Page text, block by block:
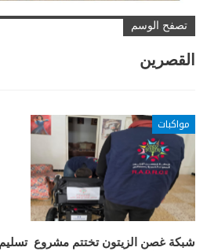
تصفح الوسم
القصرين
مواكبات
شبكة غصن الزيتون تختتم مشروع تسليم